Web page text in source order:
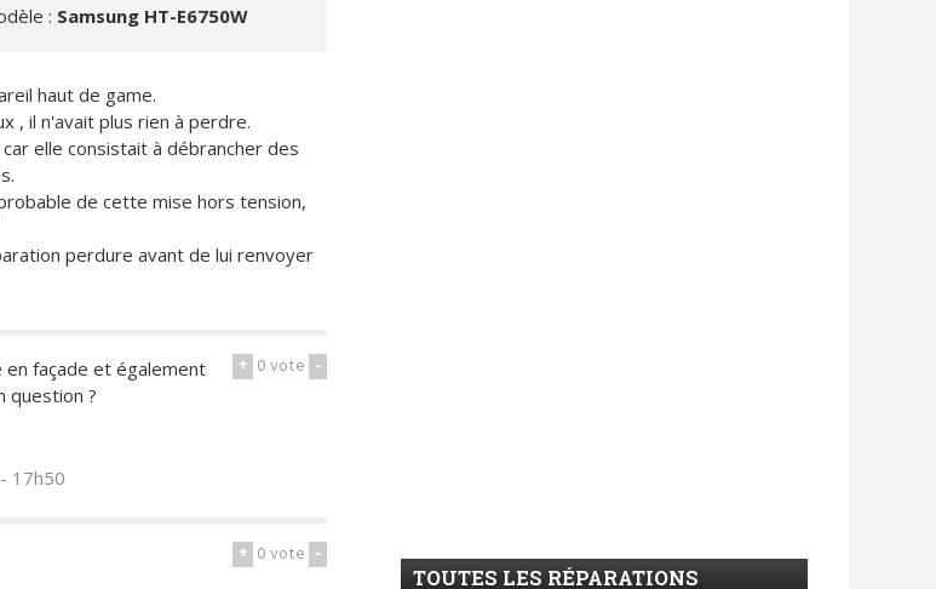
: Samsung HT-E6750W
haut de game.
, il n'avait plus rien à perdre.
elle consistait à débrancher des
de cette mise hors tension,
perdure avant de lui renvoyer
+ 0vote -
en façade et également
question ?
17h50
+ 0vote -
TOUTES LES RÉPARATIONS